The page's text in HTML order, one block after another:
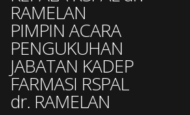
RAMELAN
PIMPIN ACARA
PENGUKUHAN
JABATAN KADEP
FARMASI RSPAL
dr. RAMELAN